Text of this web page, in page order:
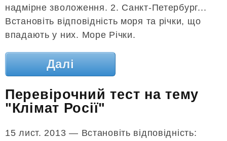
надмірне зволоження. 2. Санкт-Петербург...
Встановіть відповідність моря та річки, що
впадають у них. Море Річки.
Далі
Перевірочний тест на тему
"Клімат Росії"
15 лист. 2013 — Встановіть відповідність: